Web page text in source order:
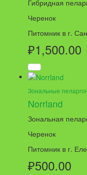
Гибридная
Черенок
Питомник в г.
₽1,500.00
Зональные
Norrland
Зональная
Черенок
Питомник в г.
₽500.00